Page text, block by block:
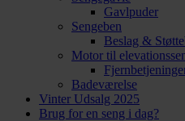
Gavlpuder
Sengeben
Beslag &
Motor til
Badeværelse
Vinter Udsalg 2025
Brug for en seng i dag?